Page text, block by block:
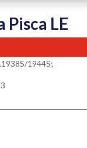
Pisca LE
1944S;